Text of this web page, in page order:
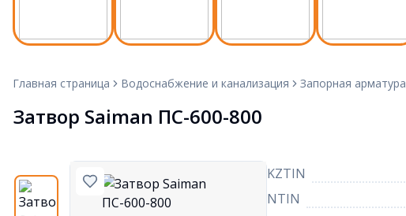
Главная страница Водоснабжение и канализация Запорная арматура
Затвор Saiman ПС-600-800
KZTIN
NTIN